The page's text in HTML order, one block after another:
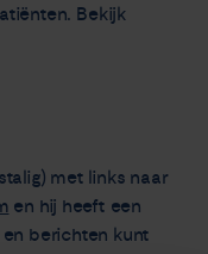
Bekijk
met links naar
en hij heeft een
berichten kunt